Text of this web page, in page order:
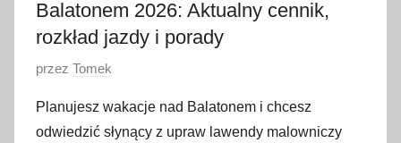
Balatonem 2026: Aktualny cennik,
rozkład jazdy i porady
O
u
b
przez Tomek
Planujesz wakacje nad Balatonem i chcesz
odwiedzić słynący z upraw lawendy malowniczy